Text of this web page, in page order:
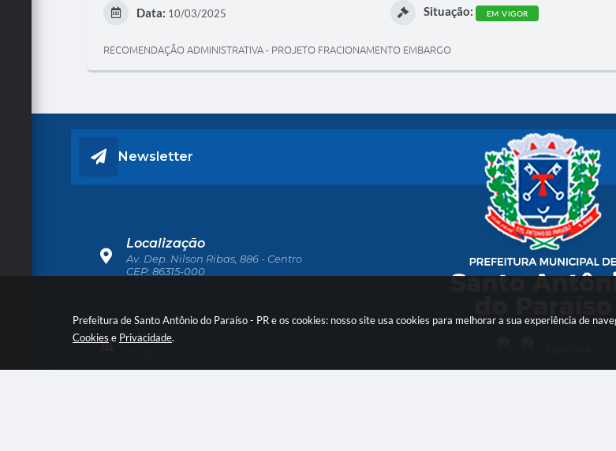
Prefeitura de Santo Antônio do Paraíso - PR e os cookies: nosso site usa cookies para melhorar a sua experiência de
Cookies e Privacidade.
Data: 10/03/2025 Situação: EM VIGOR
RECOMENDAÇÃO ADMINISTRATIVA - PROJETO FRACIONAMENTO EMBARGO
Newsletter
Localização
Av. Dep. Nilson Ribas, 886 - Centro
CEP: 86315-000
CNPJ